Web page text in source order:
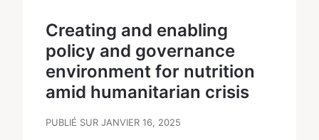
Creating and enabling
policy and governance
environment for nutrition
amid humanitarian crisis
PUBLIÉ SUR JANVIER 16, 2025